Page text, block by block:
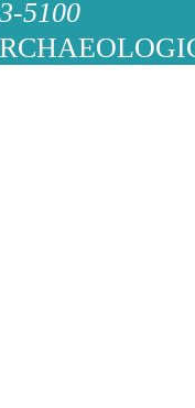
5100